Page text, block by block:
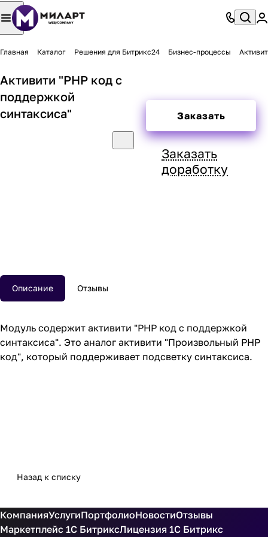
Главная Каталог Решения для Битрикс24 Бизнес-процессы
Активити "PHP код с
поддержкой
синтаксиса"
Заказать
Заказать
доработку
Описание Отзывы
Модуль содержит активити "PHP код с поддержкой
синтаксиса". Это аналог активити "Произвольный PHP
код", который поддерживает подсветку синтаксиса.
Назад к списку
КомпанияУслугиПортфолиоНовостиОтзывы
Маркетплейс 1С БитриксЛицензия 1С Битрикс